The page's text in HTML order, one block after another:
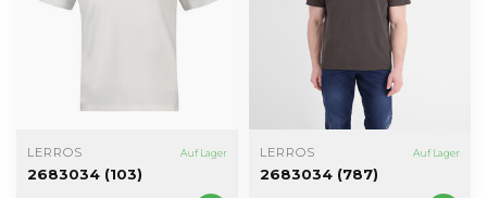
LERROS Auf Lager
2683034 (103)
LERROS Auf Lager
2683034 (787)